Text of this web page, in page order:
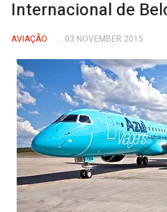
Internacional de
AVIAÇÃO 03 NOVEMBER 2015